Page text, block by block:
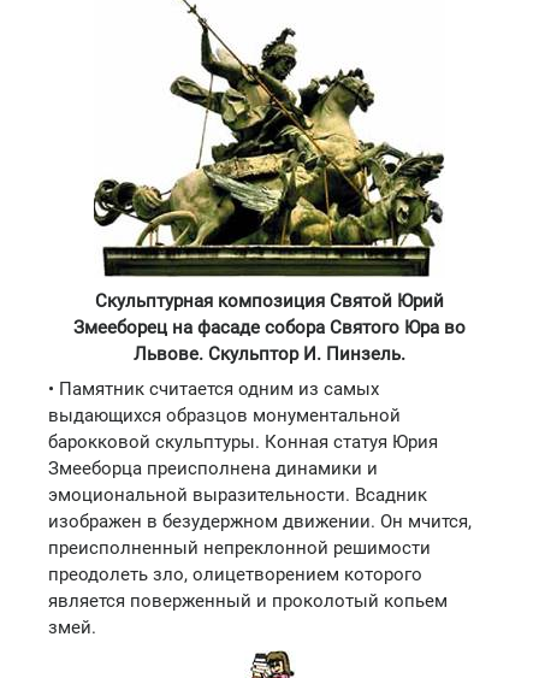
Скульптурная композиция Святой Юрий
Змееборец на фасаде собора Святого Юра во
Львове. Скульптор И. Пинзель.
• Памятник считается одним из самых
выдающихся образцов монументальной
барокковой скульптуры. Конная статуя Юрия
Змееборца преисполнена динамики и
эмоциональной выразительности. Всадник
изображен в безудержном движении. Он мчится,
преисполненный непреклонной решимости
преодолеть зло, олицетворением которого
является поверженный и проколотый копьем
змей.